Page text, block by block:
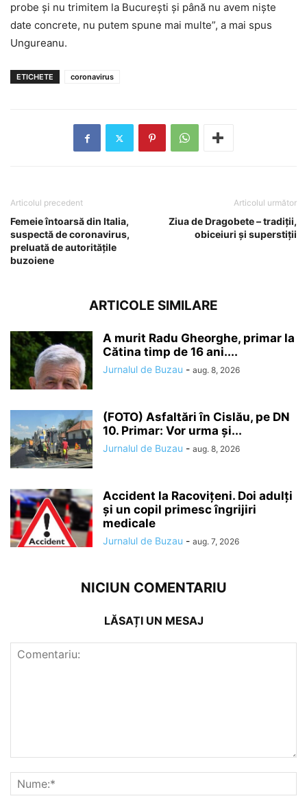
probe și nu trimitem la București și până nu avem niște
date concrete, nu putem spune mai multe”, a mai spus
Ungureanu.
ETICHETE coronavirus
Articolul precedent
Femeie întoarsă din Italia,
suspectă de coronavirus,
preluată de autoritățile
buzoiene
Articolul următor
Ziua de Dragobete – tradiții,
obiceiuri și superstiții
ARTICOLE SIMILARE
A murit Radu Gheorghe, primar la
Cătina timp de 16 ani....
Jurnalul de Buzau - aug. 8, 2026
(FOTO) Asfaltări în Cislău, pe DN
10. Primar: Vor urma și...
Jurnalul de Buzau - aug. 8, 2026
Accident la Racovițeni. Doi adulți
și un copil primesc îngrijiri
medicale
Jurnalul de Buzau - aug. 7, 2026
NICIUN COMENTARIU
LĂSAȚI UN MESAJ